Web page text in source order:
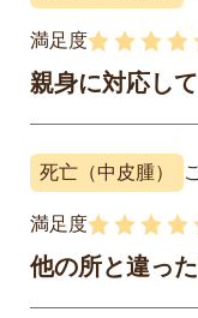
満足度
親身に対応し
死亡（中皮腫）
満足度
他の所と違っ